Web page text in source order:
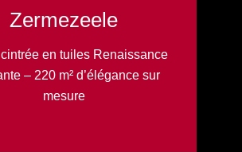
Zermezeele
en tuiles Renaissance
– 220 m² d’élégance sur
mesure